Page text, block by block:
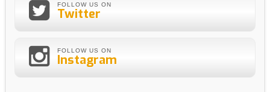
FOLLOW US ON
Twitter
FOLLOW US ON
Instagram